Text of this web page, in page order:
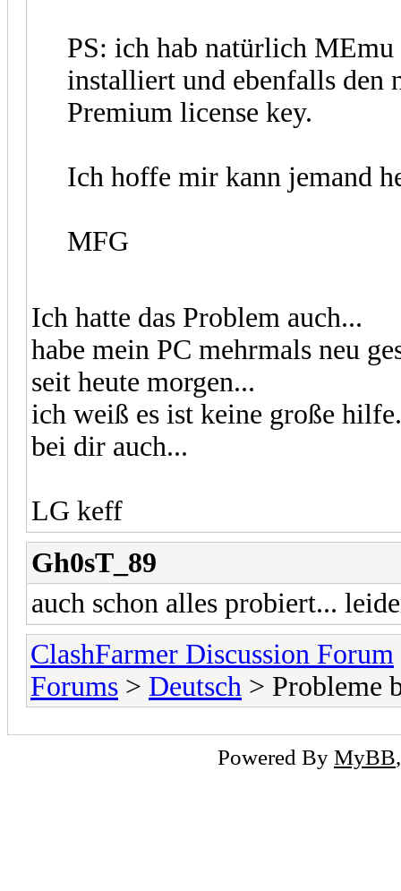
PS: ich hab natürlich MEmu
installiert und ebenfalls den
Premium license key.
Ich hoffe mir kann jemand
MFG
Ich hatte das Problem auch...
habe mein PC mehrmals neu
seit heute morgen...
ich weiß es ist keine große
bei dir auch...
LG keff
Gh0sT_89
auch schon alles probiert...
ClashFarmer Discussion Forum
Forums > Deutsch > Probleme
Powered By MyBB